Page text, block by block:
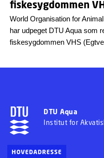
fiskesygdommen
World Organisation for
har udpeget DTU Aqua som
fiskesygdommen VHS
DTU Aqua
Institut for
HOVEDADRESSE